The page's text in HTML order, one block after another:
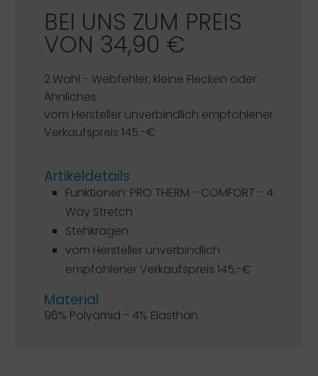
BEI UNS ZUM PREIS
VON 34,90 €
2.Wahl - Webfehler, kleine Flecken oder
Ähnliches
vom Hersteller unverbindlich empfohlener
Verkaufspreis 145,-€
Artikeldetails
Funktionen: PRO THERM - COMFORT - 4
Way Stretch
Stehkragen
vom Hersteller unverbindlich
empfohlener Verkaufspreis 145,-€
Material
96% Polyamid - 4% Elasthan